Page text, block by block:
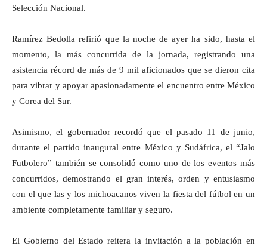
Selección Nacional.
Ramírez Bedolla refirió que la noche de ayer ha sido, hasta el
momento, la más concurrida de la jornada, registrando una
asistencia récord de más de 9 mil aficionados que se dieron cita
para vibrar y apoyar apasionadamente el encuentro entre México
y Corea del Sur.
Asimismo, el gobernador recordó que el pasado 11 de junio,
durante el partido inaugural entre México y Sudáfrica, el “Jalo
Futbolero” también se consolidó como uno de los eventos más
concurridos, demostrando el gran interés, orden y entusiasmo
con el que las y los michoacanos viven la fiesta del fútbol en un
ambiente completamente familiar y seguro.
El Gobierno del Estado reitera la invitación a la población en